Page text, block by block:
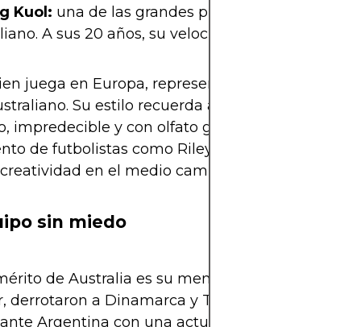
Kuol: una de las grandes promesas del fútbol
A sus 20 años, su velocidad y regate
juega en Europa, representa el futuro
Su estilo recuerda al de los extremos
impredecible y con olfato goleador. A eso se
de futbolistas como Riley McGree y Ajdin
en el medio campo.
sin miedo
de Australia es su mentalidad. No tienen
derrotaron a Dinamarca y Túnez, y cayeron por
Argentina con una actuación memorable.